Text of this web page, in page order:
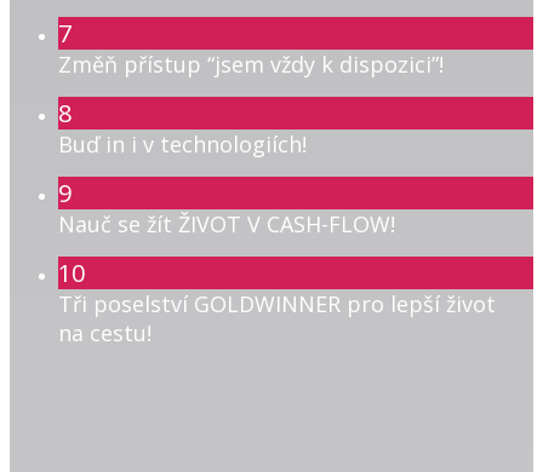
7
Změň přístup “jsem vždy k dispozici”!
8
Buď in i v technologiích!
9
Nauč se žít ŽIVOT V CASH-FLOW!
10
Tři poselství GOLDWINNER pro lepší život
na cestu!